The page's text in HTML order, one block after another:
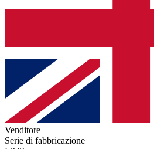
Venditore
Serie di fabbricazione